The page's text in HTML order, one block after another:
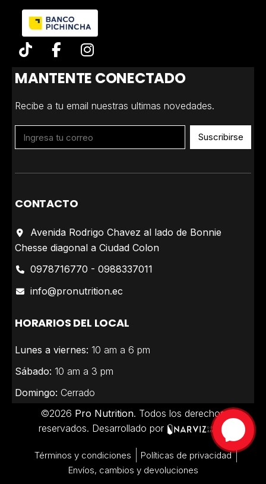
MANTENTE CONECTADO
Recibe a tu email nuestras ultimas novedades.
Suscribirse
CONTACTO
Avenida Rodrigo Chavez al lado de Bonnie
Chesse diagonal a Ciudad Colon
0978716770 - 0988337011
info@pronutrition.ec
HORARIOS DEL LOCAL
Lunes a viernes: 10 am a 6 pm
Sábado: 10 am a 3 pm
Domingo: Cerrado
©2026 Pro Nutrition. Todos los derechos
reservados. Desarrollado por
Términos y condiciones
Políticas de privacidad
Envíos, cambios y devoluciones